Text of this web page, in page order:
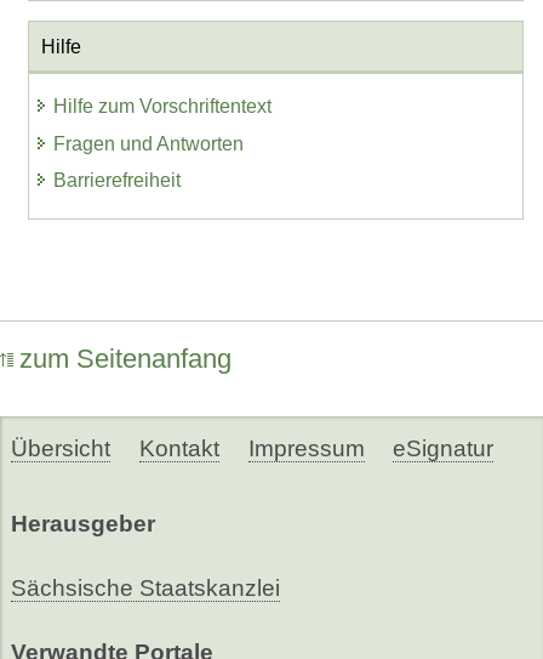
Hilfe
Hilfe zum Vorschriftentext
Fragen und Antworten
Barrierefreiheit
zum Seitenanfang
Übersicht Kontakt Impressum eSignatur
Herausgeber
Sächsische Staatskanzlei
Verwandte Portale